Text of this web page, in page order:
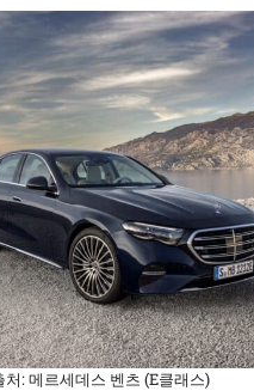
처: 메르세데스 벤츠 (E클래스)